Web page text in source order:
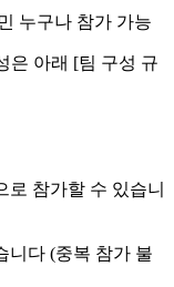
누구나 참가 가능
은 아래 [팀 구성 규
로 참가할 수 있습니
니다 (중복 참가 불